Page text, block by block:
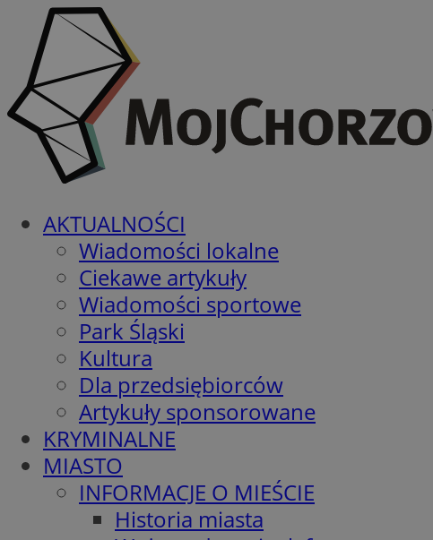
AKTUALNOŚCI
Wiadomości lokalne
Ciekawe artykuły
Wiadomości sportowe
Park Śląski
Kultura
Dla przedsiębiorców
Artykuły sponsorowane
KRYMINALNE
MIASTO
INFORMACJE O MIEŚCIE
Historia miasta